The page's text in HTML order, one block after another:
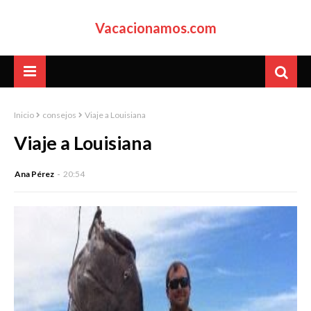
Vacacionamos.com
Inicio consejos Viaje a Louisiana
Viaje a Louisiana
Ana Pérez 20:54